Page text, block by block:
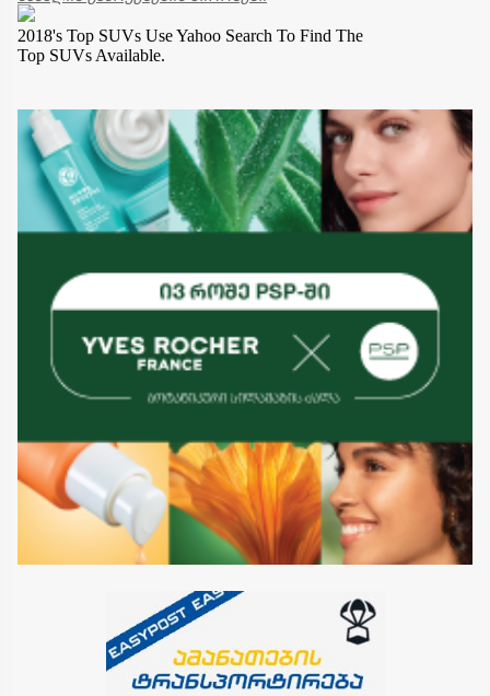
2018's Top SUVs Use Yahoo Search To Find The
Top SUVs Available.